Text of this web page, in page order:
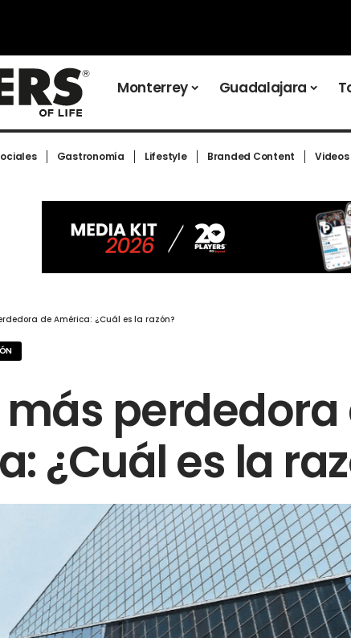
Monterrey Guadalajara
Gastronomía Lifestyle Branded Content Videos
de América: ¿Cuál es la razón?
más perdedora
¿Cuál es la